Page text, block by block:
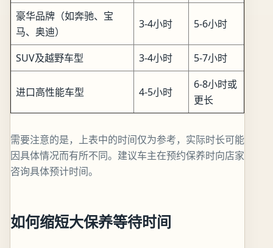
豪华品牌（如奔驰、宝
马、奥迪）
3-4小时 5-6小时
SUV及越野车型 3-4小时 5-7小时
进口高性能车型 4-5小时
6-8小时或
更长
需要注意的是，上表中的时间仅为参考，实际时长可能
因具体情况而有所不同。建议车主在预约保养时向店家
咨询具体预计时间。
如何缩短大保养等待时间